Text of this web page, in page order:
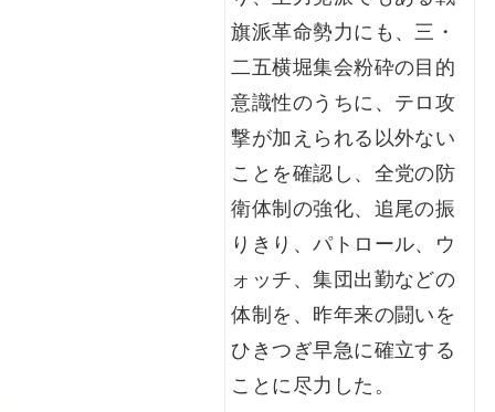
旗派革命勢力にも、三・
二五横堀集会粉砕の目的
意識性のうちに、テロ攻
撃が加えられる以外ない
ことを確認し、全党の防
衛体制の強化、追尾の振
りきり、パトロール、ウ
ォッチ、集団出勤などの
体制を、昨年来の闘いを
ひきつぎ早急に確立する
ことに尽力した。